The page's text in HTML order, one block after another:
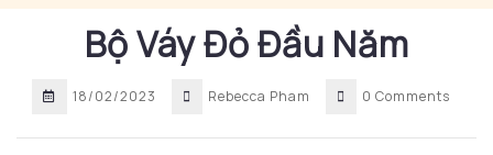
Bộ Váy Đỏ Đầu Năm
18/02/2023 Rebecca Pham 0 Comments